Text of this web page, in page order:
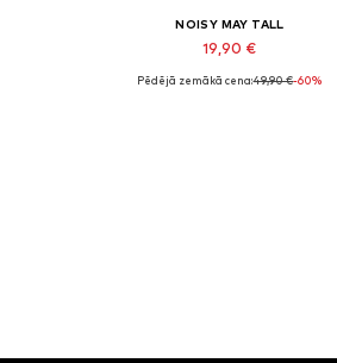
NOISY MAY TALL
19,90 €
Pieejamie izmēri: 34
Pēdējā zemākā cena:49,90 €-60%